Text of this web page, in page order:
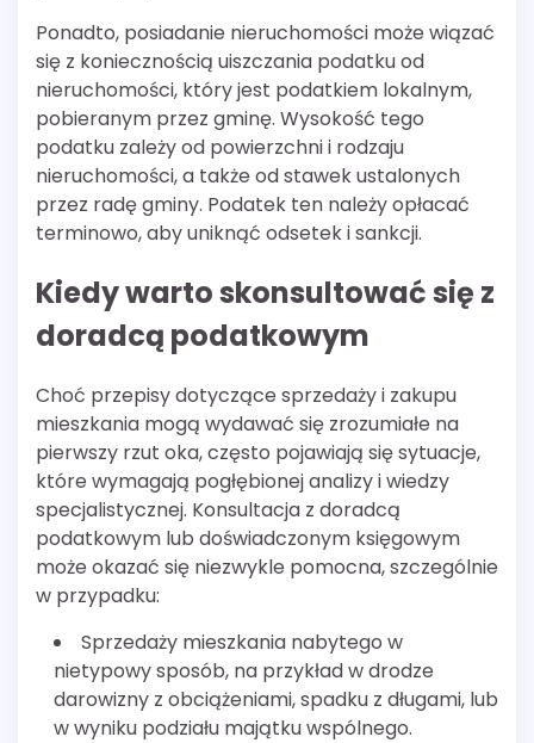
Ponadto, posiadanie nieruchomości może wiązać
się z koniecznością uiszczania podatku od
nieruchomości, który jest podatkiem lokalnym,
pobieranym przez gminę. Wysokość tego
podatku zależy od powierzchni i rodzaju
nieruchomości, a także od stawek ustalonych
przez radę gminy. Podatek ten należy opłacać
terminowo, aby uniknąć odsetek i sankcji.
Kiedy warto skonsultować się z
doradcą podatkowym
Choć przepisy dotyczące sprzedaży i zakupu
mieszkania mogą wydawać się zrozumiałe na
pierwszy rzut oka, często pojawiają się sytuacje,
które wymagają pogłębionej analizy i wiedzy
specjalistycznej. Konsultacja z doradcą
podatkowym lub doświadczonym księgowym
może okazać się niezwykle pomocna, szczególnie
w przypadku:
Sprzedaży mieszkania nabytego w
nietypowy sposób, na przykład w drodze
darowizny z obciążeniami, spadku z długami, lub
w wyniku podziału majątku wspólnego.